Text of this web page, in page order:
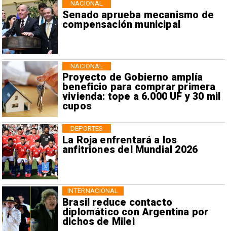
Senado aprueba mecanismo de
compensación municipal
NACIONAL
Proyecto de Gobierno amplía
beneficio para comprar primera
vivienda: tope a 6.000 UF y 30 mil
cupos
NACIONAL
La Roja enfrentará a los
anfitriones del Mundial 2026
DEPORTES
Brasil reduce contacto
diplomático con Argentina por
dichos de Milei
INTERNACIONAL